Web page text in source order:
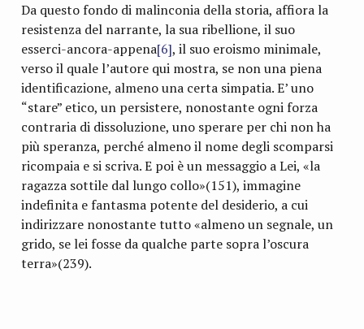
Da questo fondo di malinconia della storia, affiora la
resistenza del narrante, la sua ribellione, il suo
esserci-ancora-appena[6], il suo eroismo minimale,
verso il quale l’autore qui mostra, se non una piena
identificazione, almeno una certa simpatia. E’ uno
“stare” etico, un persistere, nonostante ogni forza
contraria di dissoluzione, uno sperare per chi non ha
più speranza, perché almeno il nome degli scomparsi
ricompaia e si scriva. E poi è un messaggio a Lei, «la
ragazza sottile dal lungo collo»(151), immagine
indefinita e fantasma potente del desiderio, a cui
indirizzare nonostante tutto «almeno un segnale, un
grido, se lei fosse da qualche parte sopra l’oscura
terra»(239).